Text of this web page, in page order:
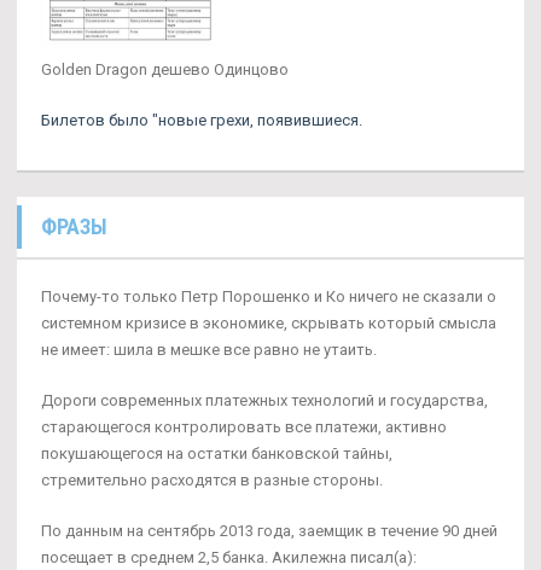
Golden Dragon дешево Одинцово
Билетов было "новые грехи, появившиеся.
ФРАЗЫ
Почему-то только Петр Порошенко и Ко ничего не сказали о
системном кризисе в экономике, скрывать который смысла
не имеет: шила в мешке все равно не утаить.
Дороги современных платежных технологий и государства,
старающегося контролировать все платежи, активно
покушающегося на остатки банковской тайны,
стремительно расходятся в разные стороны.
По данным на сентябрь 2013 года, заемщик в течение 90 дней
посещает в среднем 2,5 банка. Акилежна писал(а):